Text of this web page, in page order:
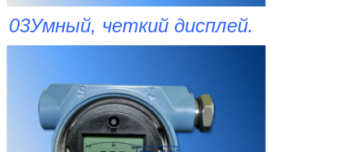
03Умный, четкий дисплей.